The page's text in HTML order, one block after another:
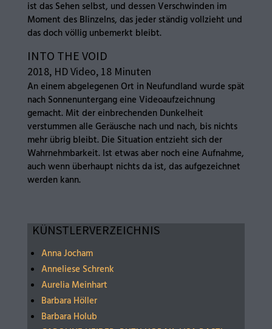
ist das Sehen selbst, und dessen Verschwinden im
Moment des Blinzelns, das jeder ständig vollzieht und
das doch völlig unbemerkt bleibt.
INTO THE VOID
2018, HD Video, 18 Minuten
An einem abgelegenen Ort in Neufundland wurde spät
nach Sonnenuntergang eine Videoaufzeichnung
gemacht. Mit der einbrechenden Dunkelheit
verstummen alle Geräusche nach und nach, bis nichts
mehr übrig bleibt. Die Situation entzieht sich der
Wahrnehmbarkeit. Ist etwas aber noch eine Aufnahme,
auch wenn überhaupt nichts da ist, das aufgezeichnet
werden kann.
KÜNSTLERVERZEICHNIS
Anna Jocham
Anneliese Schrenk
Aurelia Meinhart
Barbara Höller
Barbara Holub